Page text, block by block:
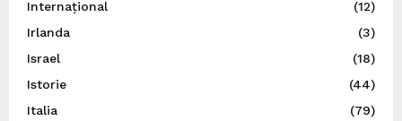
Internațional
(12)
Irlanda
(3)
Israel
(18)
Istorie
(44)
Italia
(79)